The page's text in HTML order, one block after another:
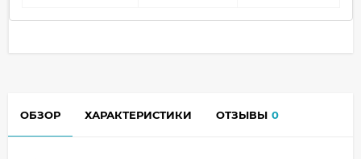
ОБЗОР ХАРАКТЕРИСТИКИ ОТЗЫВЫ 0